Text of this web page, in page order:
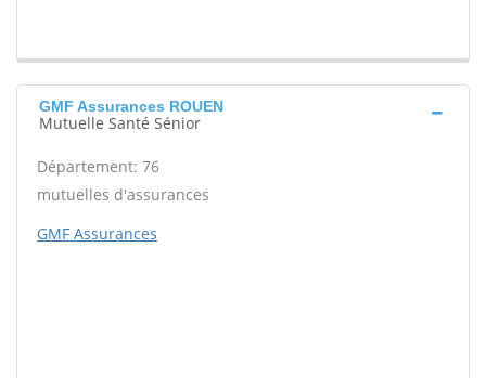
GMF Assurances ROUEN
Mutuelle Santé Sénior
Département: 76
mutuelles d'assurances
GMF Assurances